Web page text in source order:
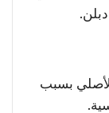
بسبب